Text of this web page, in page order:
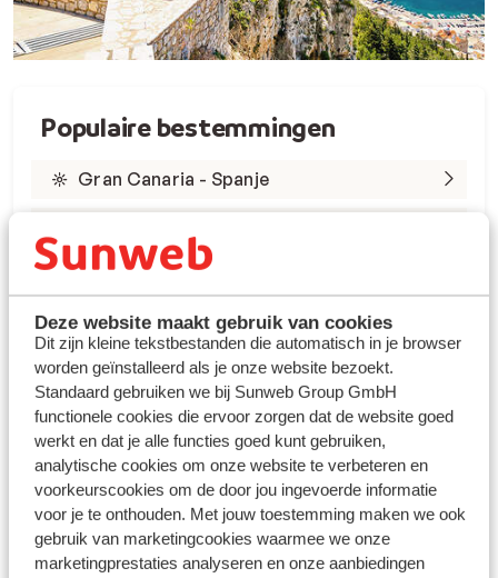
Deze website maakt gebruik van cookies
Dit zijn kleine tekstbestanden die automatisch in je browser
worden geïnstalleerd als je onze website bezoekt.
Standaard gebruiken we bij Sunweb Group GmbH
functionele cookies die ervoor zorgen dat de website goed
werkt en dat je alle functies goed kunt gebruiken,
analytische cookies om onze website te verbeteren en
voorkeurscookies om de door jou ingevoerde informatie
voor je te onthouden. Met jouw toestemming maken we ook
gebruik van marketingcookies waarmee we onze
marketingprestaties analyseren en onze aanbiedingen
Populaire bestemmingen
Gran Canaria - Spanje
Lanzarote - Spanje
Marsa Alam - Egypte
Rode Zee - Egypte
Kreta - Griekenland
Rhodos - Griekenland
Turkse Riviera - Turkije